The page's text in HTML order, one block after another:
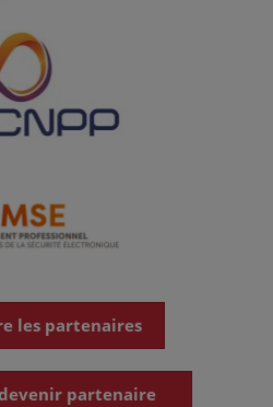
les partenaires
partenaire